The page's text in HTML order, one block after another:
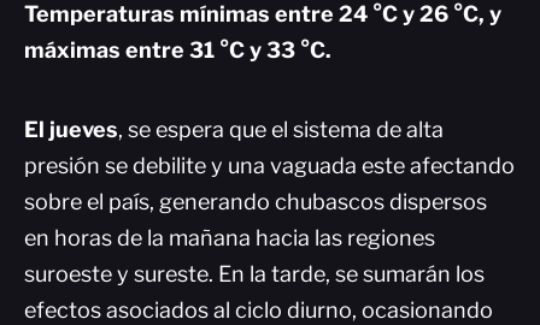
Temperaturas mínimas entre 24 °C y 26 °C, y
máximas entre 31 °C y 33 °C.
El jueves, se espera que el sistema de alta
presión se debilite y una vaguada este afectando
sobre el país, generando chubascos dispersos
en horas de la mañana hacia las regiones
suroeste y sureste. En la tarde, se sumarán los
efectos asociados al ciclo diurno, ocasionando